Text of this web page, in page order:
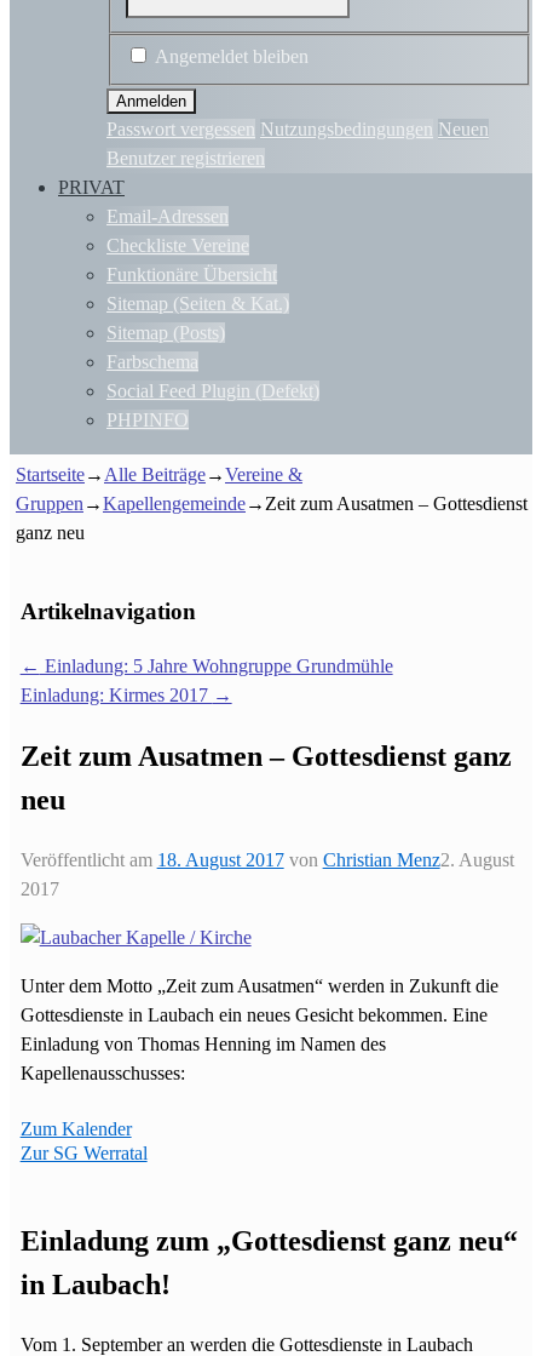
Angemeldet bleiben
Passwort vergessen Nutzungsbedingungen Neuen
Benutzer registrieren
PRIVAT
Email-Adressen
Checkliste Vereine
Funktionäre Übersicht
Sitemap (Seiten & Kat.)
Sitemap (Posts)
Farbschema
Social Feed Plugin (Defekt)
PHPINFO
Startseite→Alle Beiträge→Vereine &
Gruppen→Kapellengemeinde→Zeit zum Ausatmen – Gottesdienst
ganz neu
Artikelnavigation
← Einladung: 5 Jahre Wohngruppe Grundmühle
Einladung: Kirmes 2017 →
Zeit zum Ausatmen – Gottesdienst ganz
neu
Veröffentlicht am 18. August 2017 von Christian Menz2. August
2017
Unter dem Motto „Zeit zum Ausatmen“ werden in Zukunft die
Gottesdienste in Laubach ein neues Gesicht bekommen. Eine
Einladung von Thomas Henning im Namen des
Kapellenausschusses:
Zum Kalender
Zur SG Werratal
Einladung zum „Gottesdienst ganz neu“
in Laubach!
Vom 1. September an werden die Gottesdienste in Laubach